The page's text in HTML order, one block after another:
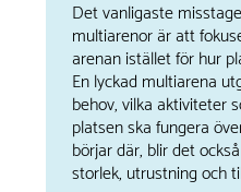
Det vanligaste
multiarenor är att
arenan istället för hur
En lyckad multiarena
behov, vilka aktiviteter
platsen ska fungera
börjar där, blir det
storlek, utrustning och